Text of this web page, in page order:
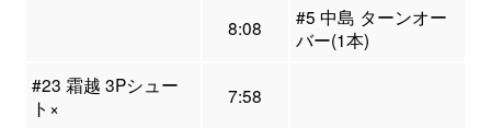
8:08
#5 中島 ターンオー
バー(1本)
#23 霜越 3Pシュー
ト×
7:58